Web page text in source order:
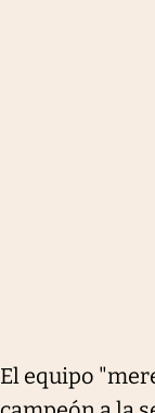
El equipo